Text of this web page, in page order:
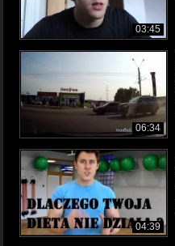
03:45
06:34
04:39